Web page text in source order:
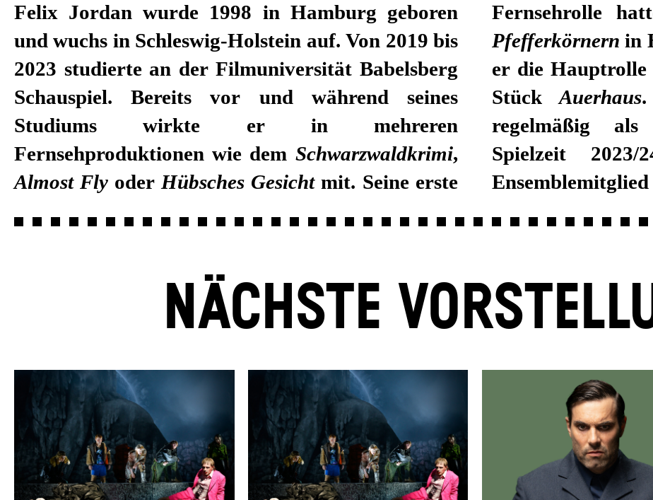
Felix Jordan wurde 1998 in Hamburg geboren
und wuchs in Schleswig-Holstein auf. Von 2019 bis
2023 studierte an der Filmuniversität Babelsberg
Schauspiel. Bereits vor und während seines
Studiums wirkte er in mehreren
Fernsehproduktionen wie dem Schwarzwaldkrimi,
Almost Fly oder Hübsches Gesichtmit. Seine erste
Fernsehrolle
Pfefferkörnern in
er die
StückAuerhaus
regelmäßig als
Spielzeit
NÄCHSTE